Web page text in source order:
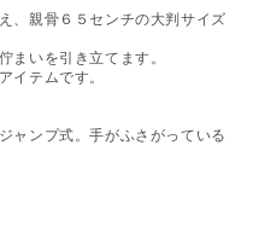
、親骨６５センチの大判サイズ
まいを引き立てます。
イテムです。
ャンプ式。手がふさがっている